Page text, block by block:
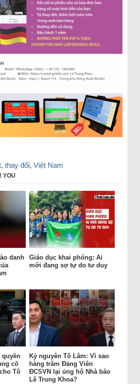
, thay đổi, Việt Nam
YOU
danh
Giáo dục khai phóng: Ai
mới đang sợ tự do tư duy
quyền
cố
Tô
Kỷ nguyên Tô Lâm: Vì sao
hàng trăm Đảng Viên
ĐCSVN lại ủng hộ Nhà báo
Lê Trung Khoa?